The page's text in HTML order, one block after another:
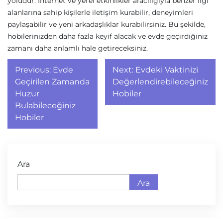
alanlarına sahip kişilerle iletişim kurabilir, deneyimleri
paylaşabilir ve yeni arkadaşlıklar kurabilirsiniz. Bu şekilde,
hobilerinizden daha fazla keyif alacak ve evde geçirdiğiniz
zamanı daha anlamlı hale getireceksiniz.
Yazı
gezinmesi
Previous: Evde
Geçirilen Zamanda
Huzur
Bulabileceğiniz
Hobiler
Next: Evdeki Vaktinizi
Değerlendirebileceğiniz
Hobiler
Ara
Ara